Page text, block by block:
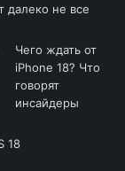
далеко не все
Чего ждать от
iPhone 18? Что
говорят
инсайдеры
18